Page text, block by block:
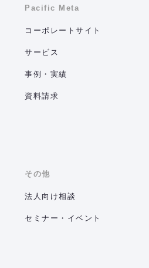
Pacific Meta
コーポレートサイト
サービス
事例・実績
資料請求
その他
法人向け相談
セミナー・イベント